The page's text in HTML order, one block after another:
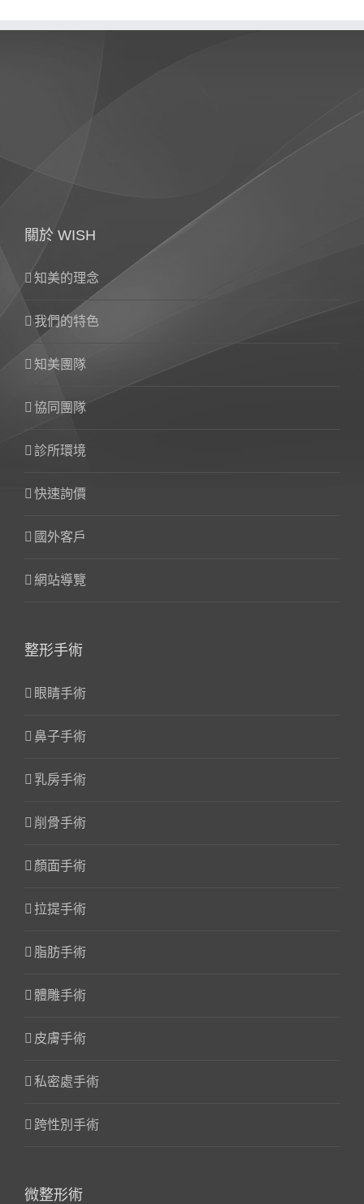
關於 WISH
知美的理念
我們的特色
知美團隊
協同團隊
診所環境
快速詢價
國外客戶
網站導覽
整形手術
眼睛手術
鼻子手術
乳房手術
削骨手術
顏面手術
拉提手術
脂肪手術
體雕手術
皮膚手術
私密處手術
跨性別手術
微整形術